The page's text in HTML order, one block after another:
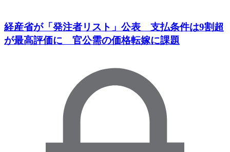
経産省が「発注者リスト」公表 支払条件は9割超
が最高評価に 官公需の価格転嫁に課題